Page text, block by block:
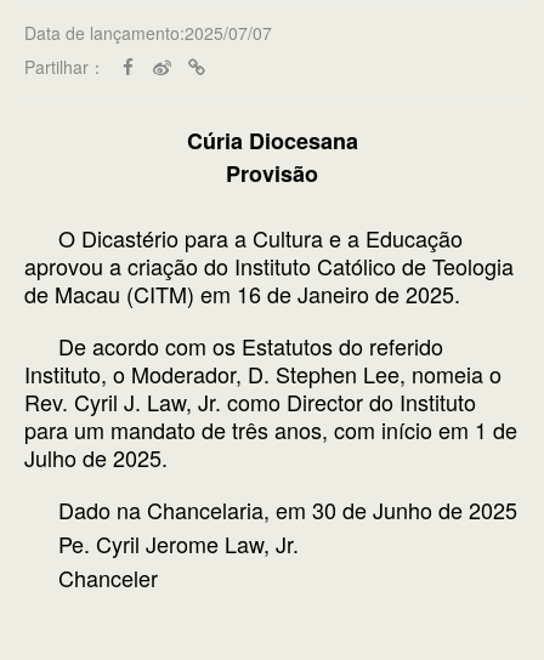
Data de lançamento:2025/07/07
Partilhar：
Cúria Diocesana
Provisão
O Dicastério para a Cultura e a Educação
aprovou a criação do Instituto Católico de Teologia
de Macau (CITM) em 16 de Janeiro de 2025.
De acordo com os Estatutos do referido
Instituto, o Moderador, D. Stephen Lee, nomeia o
Rev. Cyril J. Law, Jr. como Director do Instituto
para um mandato de três anos, com início em 1 de
Julho de 2025.
Dado na Chancelaria, em 30 de Junho de 2025
Pe. Cyril Jerome Law, Jr.
Chanceler